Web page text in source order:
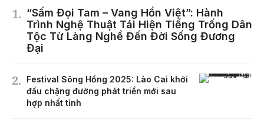
“Sấm Đọi Tam – Vang Hồn Việt”: Hành
Trình Nghệ Thuật Tái Hiện Tiếng Trống Dân
Tộc Từ Làng Nghề Đến Đời Sống Đương
Đại
Festival Sông Hồng 2025: Lào Cai khởi
đầu chặng đường phát triển mới sau
hợp nhất tỉnh